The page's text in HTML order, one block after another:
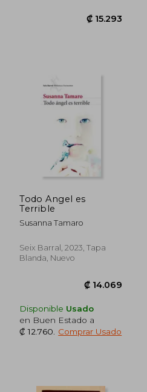
Todo Angel es
Terrible
Susanna Tamaro
Seix Barral, 2023, Tapa
Blanda, Nuevo
Disponible Usado
en Buen Estado a
₡ 12.760
Comprar Usado